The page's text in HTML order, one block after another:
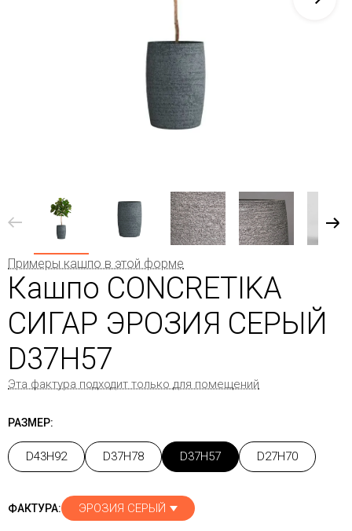
Примеры кашпо в этой форме
Кашпо CONCRETIKA
СИГАР ЭРОЗИЯ СЕРЫЙ
D37H57
Эта фактура подходит только для помещений
РАЗМЕР:
D43H92 D37H78 D37H57 D27H70
ФАКТУРА: ЭРОЗИЯ СЕРЫЙ